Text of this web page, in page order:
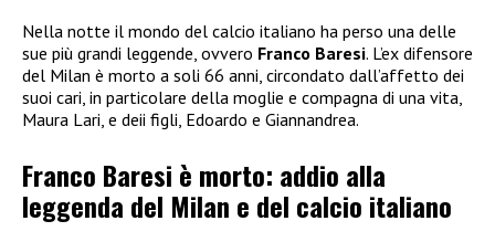
Nella notte il mondo del calcio italiano ha perso una delle
sue più grandi leggende, ovvero Franco Baresi. L’ex difensore
del Milan è morto a soli 66 anni, circondato dall’affetto dei
suoi cari, in particolare della moglie e compagna di una vita,
Maura Lari, e deii figli, Edoardo e Giannandrea.
Franco Baresi è morto: addio alla
leggenda del Milan e del calcio italiano